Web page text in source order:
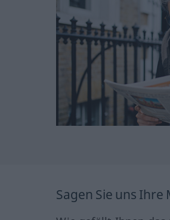
Sagen Sie uns Ihre